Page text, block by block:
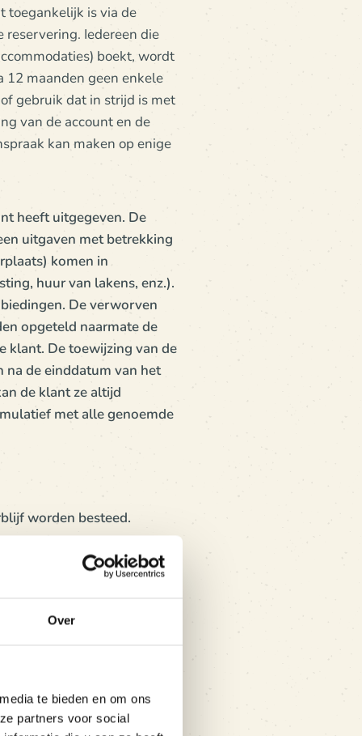
Over
te bieden en om ons
partners voor social
toegankelijk is via de
Iedereen die
boekt, wordt
maanden geen enkele
gebruik dat in strijd is met
van de account en de
kan maken op enige
heeft uitgegeven. De
uitgaven met betrekking
komen in
huur van lakens, enz.).
De verworven
opgeteld naarmate de
klant. De toewijzing van de
de einddatum van het
de klant ze altijd
met alle genoemde
worden besteed.
volgens de